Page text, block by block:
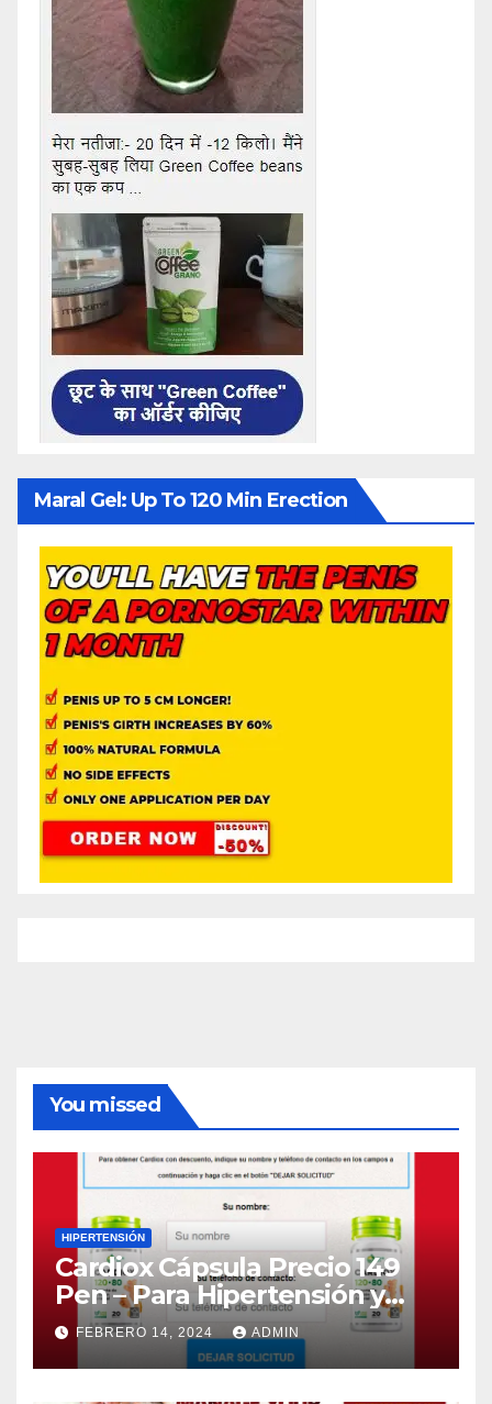
Maral Gel: Up To 120 Min Erection
You missed
HIPERTENSIÓN
Cardiox Cápsula Precio 149
Pen – Para Hipertensión y
Presión Arterial (Peru)
FEBRERO 14, 2024 ADMIN